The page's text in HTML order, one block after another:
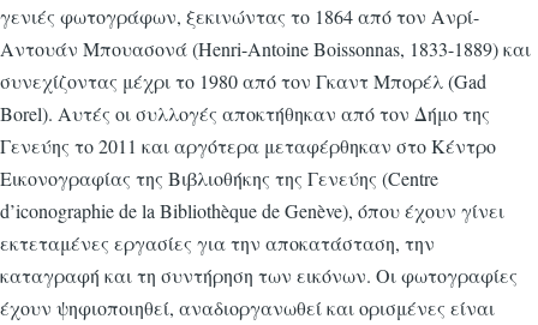
γενιές φωτογράφων, ξεκινώντας το 1864 από τον Ανρί-
Αντουάν Μπουασονά (Henri-Antoine Boissonnas, 1833-1889) και
συνεχίζοντας μέχρι το 1980 από τον Γκαντ Μπορέλ (Gad
Borel). Αυτές οι συλλογές αποκτήθηκαν από τον Δήμο της
Γενεύης το 2011 και αργότερα μεταφέρθηκαν στο Κέντρο
Εικονογραφίας της Βιβλιοθήκης της Γενεύης (Centre
d’iconographie de la Bibliothèque de Genève), όπου έχουν γίνει
εκτεταμένες εργασίες για την αποκατάσταση, την
καταγραφή και τη συντήρηση των εικόνων. Οι φωτογραφίες
έχουν ψηφιοποιηθεί, αναδιοργανωθεί και ορισμένες είναι